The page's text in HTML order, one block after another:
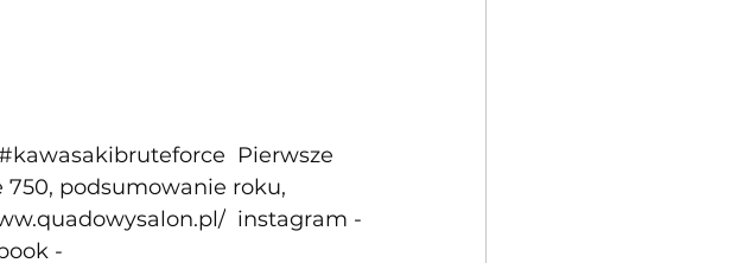
Pierwsze
podsumowanie roku,
  instagram -
-